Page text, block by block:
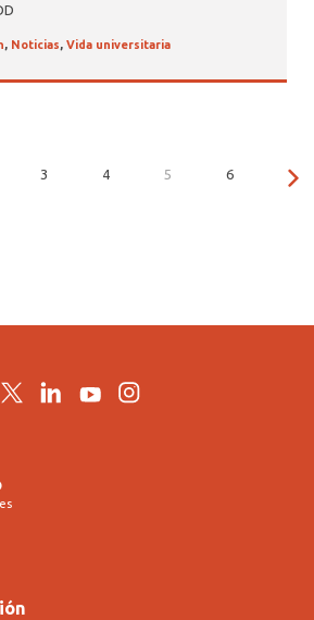
, Noticias, Vida universitaria
3 4 5 6
TwitterLinkedInYouTubeInstagram